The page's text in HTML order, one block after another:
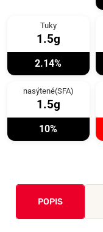
Tuky
1.5g
2.14%
nasýtené(SFA)
1.5g
10%
POPIS